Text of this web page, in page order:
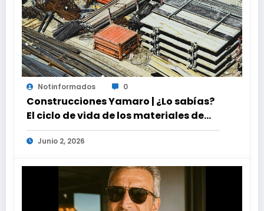
Notinformados 0
Construcciones Yamaro | ¿Lo sabías?
El ciclo de vida de los materiales de
construcción revoluciona eficiencia
en proyectos modernos
Junio 2, 2026